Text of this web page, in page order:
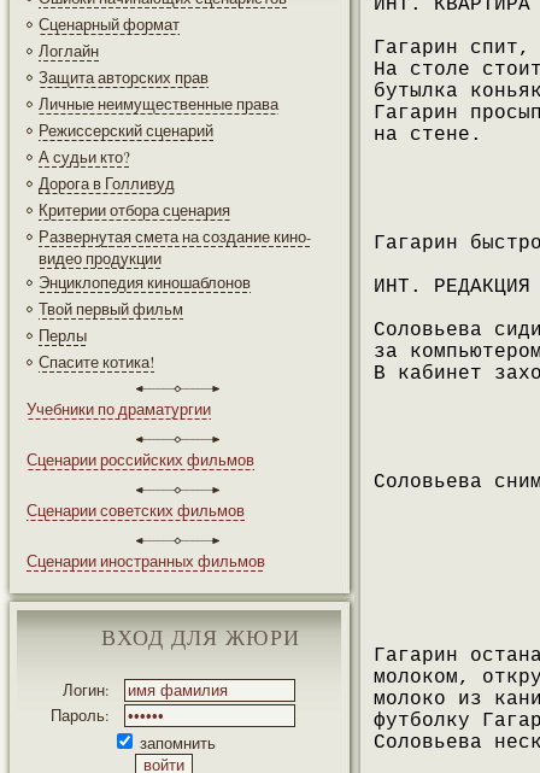
Сценарный формат
Логлайн
Защита авторских прав
Личные неимущественные права
Режиссерский сценарий
А судьи кто?
Дорога в Голливуд
Критерии отбора сценария
Развернутая смета на создание кино-
видео продукции
Энциклопедия киношаблонов
Твой первый фильм
Перлы
Спасите котика!
Учебники по драматургии
Сценарии российских фильмов
Сценарии советских фильмов
Сценарии иностранных фильмов
ВХОД ДЛЯ ЖЮРИ
Логин:
Пароль:
запомнить
ИНТ.
Гагарин
На столе
бутылка
Гагарин
на стене.
Гагарин
ИНТ. РЕДАКЦИЯ
Соловьева
за
В кабинет
Соловьева
Гагарин
молоком,
молоко из
футболку
Соловьева